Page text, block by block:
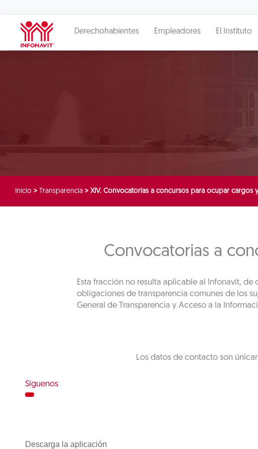
Derechohabientes Empleadores El Instituto
Inicio > Transparencia > XIV. Convocatorias a concursos para ocupar cargos
Convocatorias a
Esta fracción no resulta aplicable al Infonavit,
obligaciones de transparencia comunes de los
General de Transparencia y Acceso a la
Los datos de contacto son
Síguenos
Descarga la aplicación